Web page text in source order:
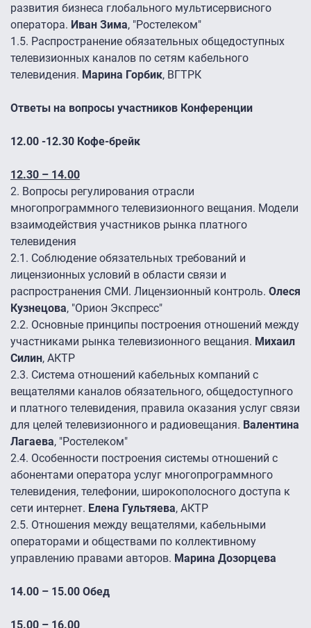
развития бизнеса глобального мультисервисного
оператора. Иван Зима, "Ростелеком"
1.5. Распространение обязательных общедоступных
телевизионных каналов по сетям кабельного
телевидения. Марина Горбик, ВГТРК
Ответы на вопросы участников Конференции
12.00 -12.30 Кофе-брейк
12.30 – 14.00
2. Вопросы регулирования отрасли
многопрограммного телевизионного вещания. Модели
взаимодействия участников рынка платного
телевидения
2.1. Соблюдение обязательных требований и
лицензионных условий в области связи и
распространения СМИ. Лицензионный контроль. Олеся
Кузнецова, "Орион Экспресс"
2.2. Основные принципы построения отношений между
участниками рынка телевизионного вещания. Михаил
Силин, АКТР
2.3. Система отношений кабельных компаний с
вещателями каналов обязательного, общедоступного
и платного телевидения, правила оказания услуг связи
для целей телевизионного и радиовещания. Валентина
Лагаева, "Ростелеком"
2.4. Особенности построения системы отношений с
абонентами оператора услуг многопрограммного
телевидения, телефонии, широкополосного доступа к
сети интернет. Елена Гультяева, АКТР
2.5. Отношения между вещателями, кабельными
операторами и обществами по коллективному
управлению правами авторов. Марина Дозорцева
14.00 – 15.00 Обед
15.00 – 16.00